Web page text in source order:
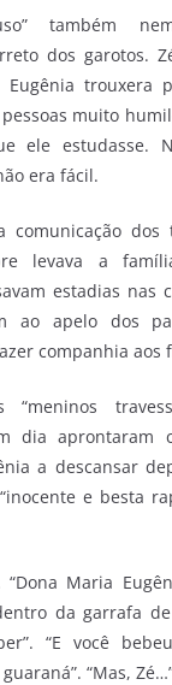
também
dos garotos.
trouxera
muito
ele estudasse.
era fácil.
comunicação
levava a
estadias nas
ao apelo dos
companhia aos
dia aprontaram
a descansar
e besta
“Dona Maria
da garrafa
“E você
“Mas,